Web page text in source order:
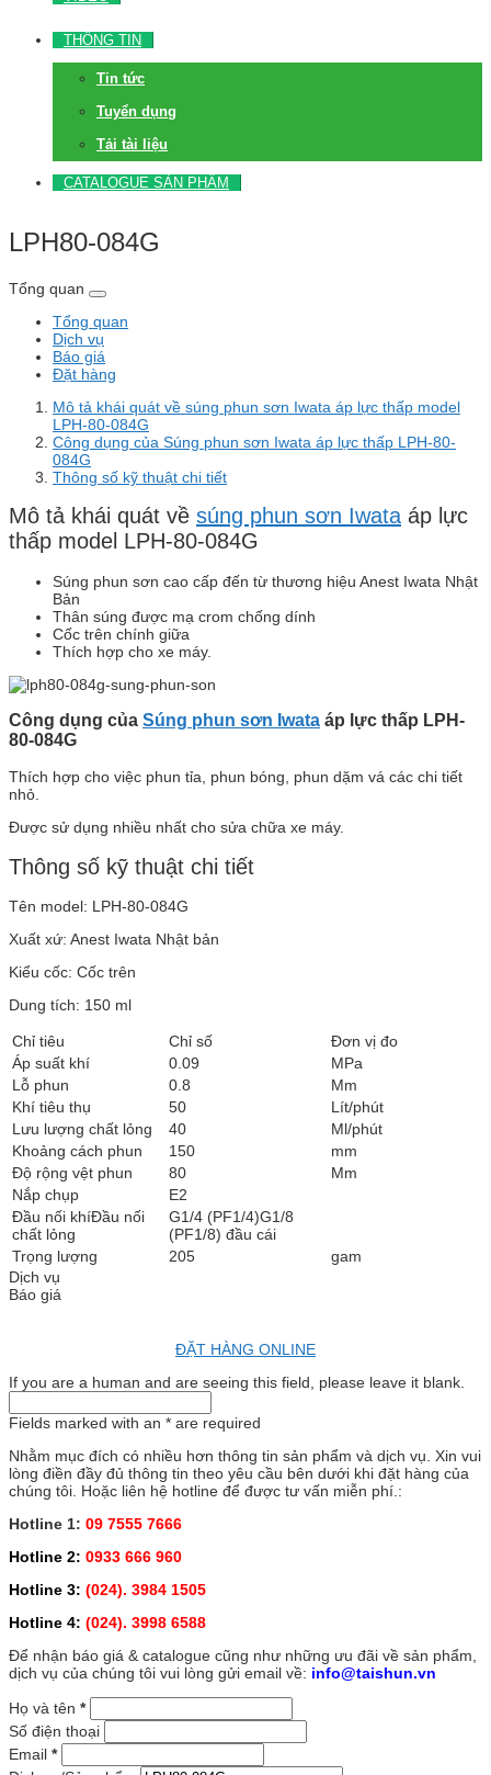
THÔNG TIN
Tin tức
Tuyển dụng
Tải tài liệu
CATALOGUE SẢN PHẨM
LPH80-084G
Tổng quan
Tổng quan
Dịch vụ
Báo giá
Đặt hàng
Mô tả khái quát về súng phun sơn Iwata áp lực thấp model
LPH-80-084G
Công dụng của Súng phun sơn Iwata áp lực thấp LPH-80-
084G
Thông số kỹ thuật chi tiết
Mô tả khái quát về súng phun sơn Iwataáp lực
thấp model LPH-80-084G
Súng phun sơn cao cấp đến từ thương hiệu Anest Iwata Nhật
Bản
Thân súng được mạ crom chống dính
Cốc trên chính giữa
Thích hợp cho xe máy.
Công dụng của Súng phun sơn Iwata áp lực thấp LPH-
80-084G
Thích hợp cho việc phun tỉa, phun bóng, phun dặm vá các chi tiết
nhỏ.
Được sử dụng nhiều nhất cho sửa chữa xe máy.
Thông số kỹ thuật chi tiết
Tên model: LPH-80-084G
Xuất xứ: Anest Iwata Nhật bản
Kiểu cốc: Cốc trên
Dung tích: 150 ml
Chỉ tiêu Chỉ số
Đơn vị đo
Áp suất khí
0.09
MPa
Lỗ phun
0.8
Mm
Khí tiêu thụ
50
Lít/phút
Lưu lượng chất lỏng
40
Ml/phút
Khoảng cách phun
150
mm
Độ rộng vệt phun
80
Mm
Nắp chụp
E2
Đầu nối khíĐầu nối
chất lỏng
G1/4 (PF1/4)G1/8
(PF1/8) đầu cái
Trọng lượng
205
gam
Dịch vụ
Báo giá
ĐẶT HÀNG ONLINE
If you are a human and are seeing this field, please leave it blank.
Fields marked with an * are required
Nhằm mục đích có nhiều hơn thông tin sản phẩm và dịch vụ. Xin vui
lòng điền đầy đủ thông tin theo yêu cầu bên dưới khi đặt hàng của
chúng tôi. Hoặc liên hệ hotline để được tư vấn miễn phí.:
Hotline 1: 09 7555 7666
Hotline 2: 0933 666 960
Hotline 3: (024). 3984 1505
Hotline 4: (024). 3998 6588
Để nhận báo giá & catalogue cũng như những ưu đãi về sản phẩm,
dịch vụ của chúng tôi vui lòng gửi email về: info@taishun.vn
Họ và tên *
Số điện thoại
Email *